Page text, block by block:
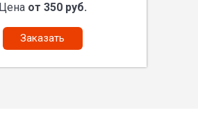
Цена от 350 руб.
Заказать